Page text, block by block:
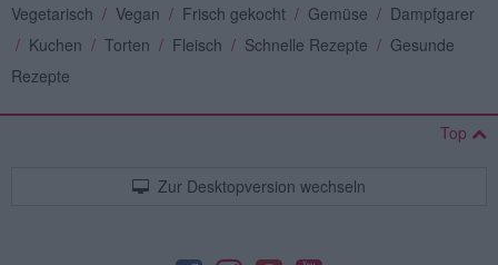
Vegetarisch / Vegan / Frisch gekocht / Gemüse / Dampfgarer
/ Kuchen / Torten / Fleisch / Schnelle Rezepte / Gesunde
Rezepte
Top
Zur Desktopversion wechseln